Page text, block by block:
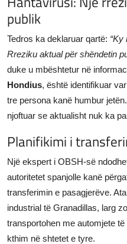
publik
Tedros ka deklaruar qartë: “Ky
Rreziku aktual për shëndetin
duke u mbështetur në
Hondius, është identifikuar
tre persona kanë humbur
njoftuar se aktualisht nuk ka
Planifikimi i
Një ekspert i OBSH-së
autoritetet spanjolle kanë
transferimin e pasagjerëve.
industrial të Granadillas, larg
transportohen me automjete
kthim në shtetet e tyre.